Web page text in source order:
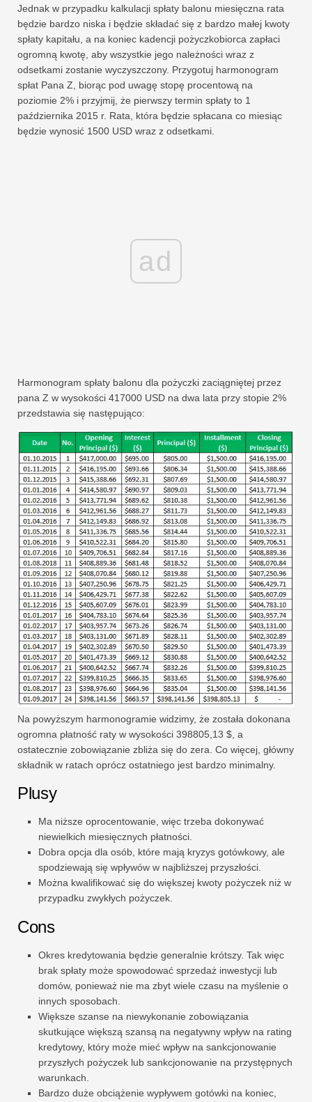
Jednak w przypadku kalkulacji spłaty balonu miesięczna rata
będzie bardzo niska i będzie składać się z bardzo małej kwoty
spłaty kapitału, a na koniec kadencji pożyczkobiorca zapłaci
ogromną kwotę, aby wszystkie jego należności wraz z
odsetkami zostanie wyczyszczony. Przygotuj harmonogram
spłat Pana Z, biorąc pod uwagę stopę procentową na
poziomie 2% i przyjmij, że pierwszy termin spłaty to 1
października 2015 r. Rata, która będzie spłacana co miesiąc
będzie wynosić 1500 USD wraz z odsetkami.
ad
Harmonogram spłaty balonu dla pożyczki zaciągniętej przez
pana Z w wysokości 417000 USD na dwa lata przy stopie 2%
przedstawia się następująco:
Na powyższym harmonogramie widzimy, że została dokonana
ogromna płatność raty w wysokości 398805,13 $, a
ostatecznie zobowiązanie zbliża się do zera. Co więcej, główny
składnik w ratach oprócz ostatniego jest bardzo minimalny.
Plusy
Ma niższe oprocentowanie, więc trzeba dokonywać
niewielkich miesięcznych płatności.
Dobra opcja dla osób, które mają kryzys gotówkowy, ale
spodziewają się wpływów w najbliższej przyszłości.
Można kwalifikować się do większej kwoty pożyczek niż w
przypadku zwykłych pożyczek.
Cons
Okres kredytowania będzie generalnie krótszy. Tak więc
brak spłaty może spowodować sprzedaż inwestycji lub
domów, ponieważ nie ma zbyt wiele czasu na myślenie o
innych sposobach.
Większe szanse na niewykonanie zobowiązania
skutkujące większą szansą na negatywny wpływ na rating
kredytowy, który może mieć wpływ na sankcjonowanie
przyszłych pożyczek lub sankcjonowanie na przystępnych
warunkach.
Bardzo duże obciążenie wypływem gotówki na koniec,